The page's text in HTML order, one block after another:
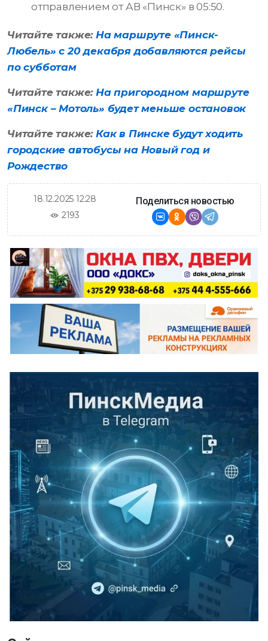
отправлением от АВ «Пинск» в 05:50.
Читайте также:На маршруте «Пинск-
Любель» с 20 декабря добавляются рейсы
по субботам
Читайте также:На пригородном маршруте
«Пинск – Мотоль» будет меньше остановок
Читайте также:Как в Пинске будут ходить
городские автобусы на Новый год и
Рождество
18.12.2025 12:28
2193
Поделиться новостью